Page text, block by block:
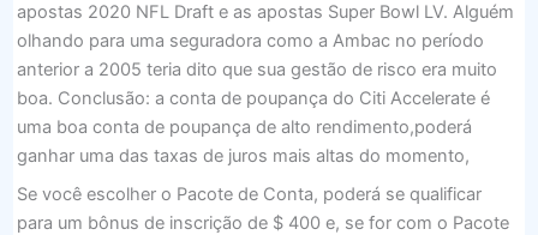
apostas 2020 NFL Draft e as apostas Super Bowl LV. Alguém
olhando para uma seguradora como a Ambac no período
anterior a 2005 teria dito que sua gestão de risco era muito
boa. Conclusão: a conta de poupança do Citi Accelerate é
uma boa conta de poupança de alto rendimento,poderá
ganhar uma das taxas de juros mais altas do momento,
Se você escolher o Pacote de Conta, poderá se qualificar
para um bônus de inscrição de $ 400 e, se for com o Pacote